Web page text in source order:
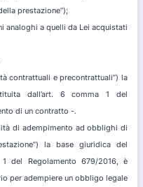
prestazione”);
a quelli da Lei acquistati
contrattuali e precontrattuali”) la
dall’art. 6 comma 1 del
di un contratto -.
di adempimento ad obblighi di
la base giuridica del
del Regolamento 679/2016, è
per adempiere un obbligo legale